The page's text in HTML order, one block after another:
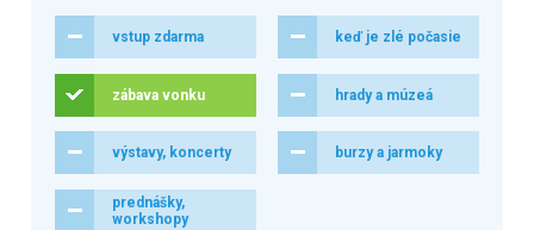
vstup zdarma keď je zlé počasie
zábava vonku hrady a múzeá
výstavy, koncerty burzy a jarmoky
prednášky,
workshopy